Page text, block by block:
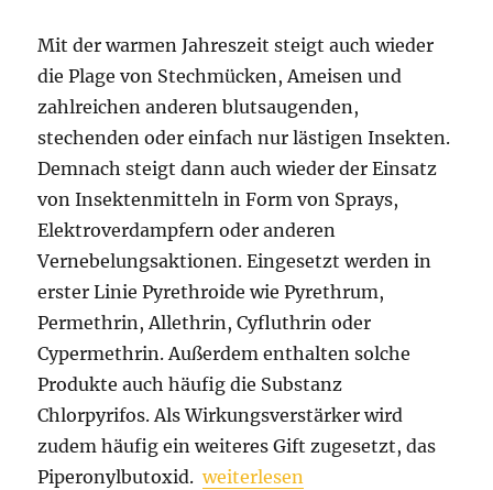
Mit der warmen Jahreszeit steigt auch wieder
die Plage von Stechmücken, Ameisen und
zahlreichen anderen blutsaugenden,
stechenden oder einfach nur lästigen Insekten.
Demnach steigt dann auch wieder der Einsatz
von Insektenmitteln in Form von Sprays,
Elektroverdampfern oder anderen
Vernebelungsaktionen. Eingesetzt werden in
erster Linie Pyrethroide wie Pyrethrum,
Permethrin, Allethrin, Cyfluthrin oder
Cypermethrin. Außerdem enthalten solche
Produkte auch häufig die Substanz
Chlorpyrifos. Als Wirkungsverstärker wird
zudem häufig ein weiteres Gift zugesetzt, das
Piperonylbutoxid. „Wohngifte“
weiterlesen